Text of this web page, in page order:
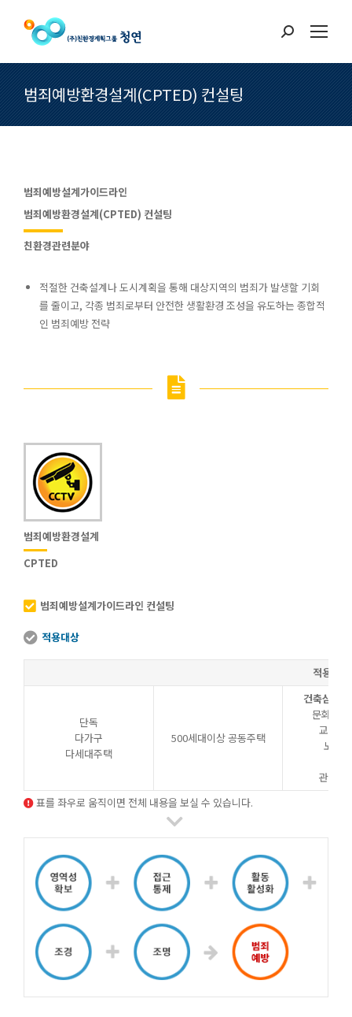
Search:
범죄예방환경설계(CPTED) 컨설팅
범죄예방설계가이드라인
범죄예방환경설계(CPTED) 컨설팅
친환경관련분야
적절한 건축설계나 도시계획을 통해 대상지역의 범죄가 발생할 기회
를 줄이고, 각종 범죄로부터 안전한 생활환경 조성을 유도하는 종합적
인 범죄예방 전략
범죄예방환경설계
CPTED
범죄예방설계가이드라인 컨설팅
적용대상
적용대
단독
다가구
다세대주택
500세대이상 공동주택
건축심의
문화 및
교육연
노유
관광휴
표를 좌우로 움직이면 전체 내용을 보실 수 있습니다.